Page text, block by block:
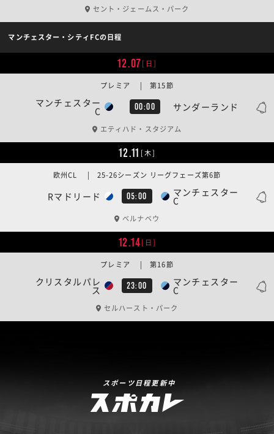
セント・ジェームス・パーク
マンチェスター・シティFCの日程
12.07[日]
マンチェスター
C 00:00 サンダーランド
プレミア | 第15節
エティハド・スタジアム
12.11 [木]
Rマドリード 05:00 マンチェスター
C
欧州CL | 25-26シーズン リーグフェーズ第6節
ベルナベウ
12.14[日]
クリスタルパレ
ス 23:00 マンチェスター
C
プレミア | 第16節
セルハースト・パーク
スポーツ日程更新中